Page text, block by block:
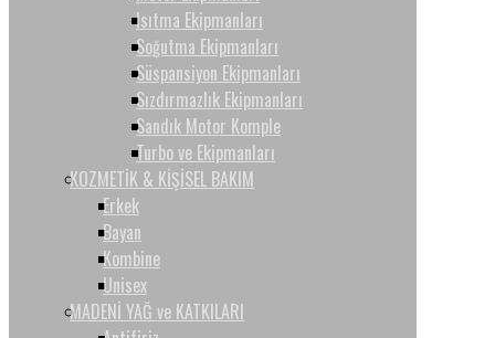
Isıtma Ekipmanları
Soğutma Ekipmanları
Süspansiyon Ekipmanları
Sızdırmazlık Ekipmanları
Sandık Motor Komple
Turbo ve Ekipmanları
KOZMETİK & KİŞİSEL BAKIM
Erkek
Bayan
Kombine
Unisex
MADENİ YAĞ ve KATKILARI